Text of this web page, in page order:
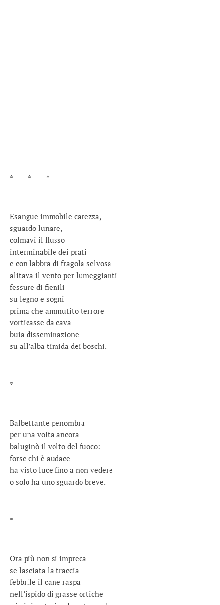
* * *
Esangue immobile carezza,
sguardo lunare,
colmavi il flusso
interminabile dei prati
e con labbra di fragola selvosa
alitava il vento per lumeggianti
fessure di fienili
su legno e sogni
prima che ammutito terrore
vorticasse da cava
buia disseminazione
su all’alba timida dei boschi.
*
Balbettante penombra
per una volta ancora
baluginò il volto del fuoco:
forse chi è audace
ha visto luce fino a non vedere
o solo ha uno sguardo breve.
*
Ora più non si impreca
se lasciata la traccia
febbrile il cane raspa
nell’ispido di grasse ortiche